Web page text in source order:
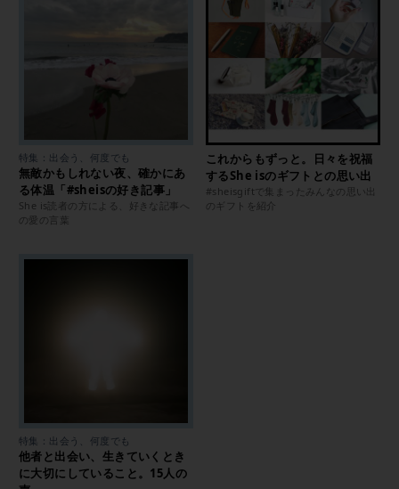
特集：出会う、何度でも
無敵かもしれない夜、確かにあ
る体温「#sheisの好き記事」
She is読者の方による、好きな記事へ
の愛の言葉
これからもずっと。日々を祝福
するShe isのギフトとの思い出
#sheisgiftで集まったみんなの思い出
のギフトを紹介
特集：出会う、何度でも
他者と出会い、生きていくとき
に大切にしていること。15人の